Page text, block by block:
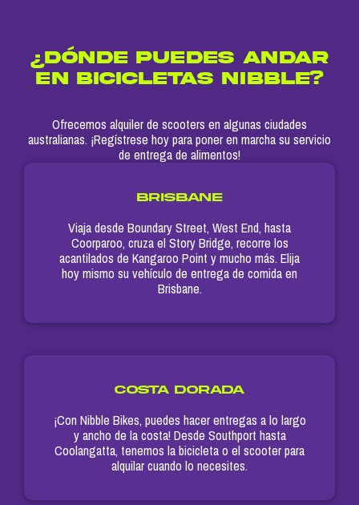
¿DÓNDE PUEDES ANDAR
EN BICICLETAS NIBBLE?
Ofrecemos alquiler de scooters en algunas ciudades
australianas. ¡Regístrese hoy para poner en marcha su servicio
de entrega de alimentos!
BRISBANE
Viaja desde Boundary Street, West End, hasta
Coorparoo, cruza el Story Bridge, recorre los
acantilados de Kangaroo Point y mucho más. Elija
hoy mismo su vehículo de entrega de comida en
Brisbane.
COSTA DORADA
¡Con Nibble Bikes, puedes hacer entregas a lo largo
y ancho de la costa! Desde Southport hasta
Coolangatta, tenemos la bicicleta o el scooter para
alquilar cuando lo necesites.